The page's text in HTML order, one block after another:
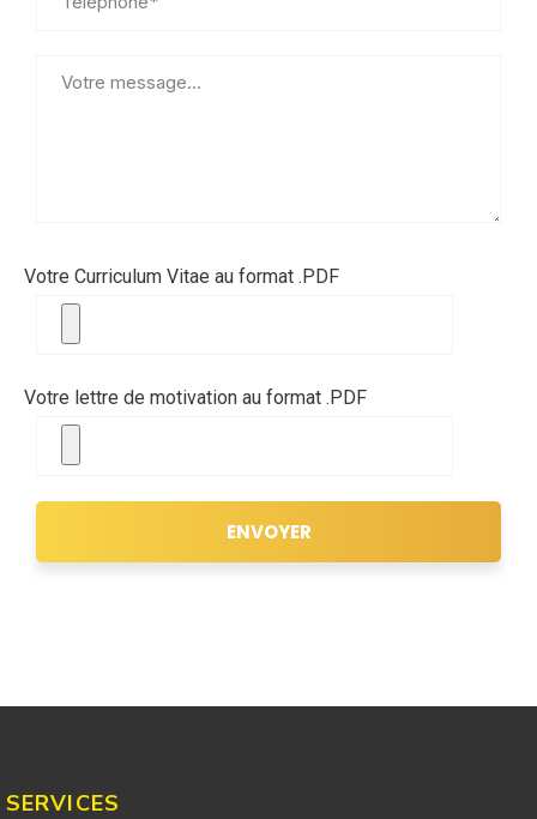
Votre Curriculum Vitae au format .PDF
Votre lettre de motivation au format .PDF
ENVOYER
SERVICES